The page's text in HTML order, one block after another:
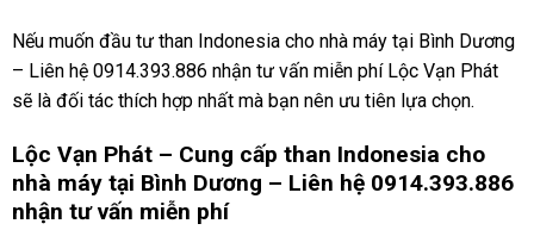
Nếu muốn đầu tư than Indonesia cho nhà máy tại Bình Dương
– Liên hệ 0914.393.886 nhận tư vấn miễn phí Lộc Vạn Phát
sẽ là đối tác thích hợp nhất mà bạn nên ưu tiên lựa chọn.
Lộc Vạn Phát – Cung cấp than Indonesia cho
nhà máy tại Bình Dương – Liên hệ 0914.393.886
nhận tư vấn miễn phí